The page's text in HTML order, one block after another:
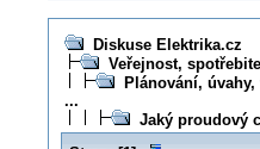
Diskuse Elektrika.cz
Veřejnost,
Plánování,
...
Jaký proudový